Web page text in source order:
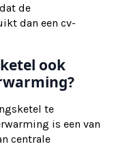
de
dan een cv-
ook
te
is een van
centrale